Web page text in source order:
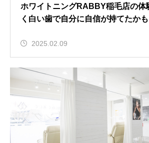
ホワイトニングRABBY稲毛店の体
く白い歯で自分に自信が持てたかも
2025.02.09